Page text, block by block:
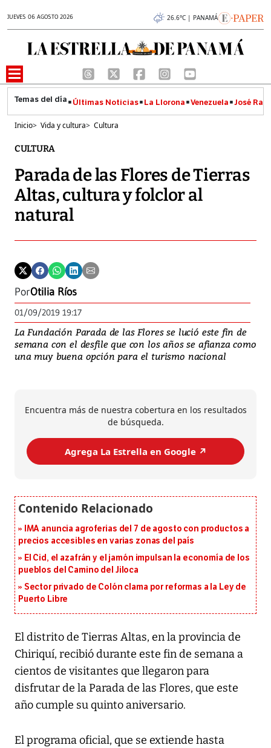
JUEVES 06 AGOSTO 2026 26.6°C | PANAMÁ
Últimas Noticias La Llorona Venezuela José
Inicio> Vida y cultura> Cultura
CULTURA
Parada de las Flores de Tierras
Altas, cultura y folclor al
natural
PorOtilia Ríos
01/09/2019 19:17
La Fundación Parada de las Flores se lució este fin de
semana con el desfile que con los años se afianza como
una muy buena opción para el turismo nacional
Encuentra más de nuestra cobertura en los resultados
de búsqueda.
Agrega La Estrella en Google ↗️
IMA anuncia agroferias del 7 de agosto con productos a
precios accesibles en varias zonas del país
El Cid, el azafrán y el jamón impulsan la economía de los
pueblos del Camino del Jiloca
Sector privado de Colón clama por reformas a la Ley de
Puerto Libre
El distrito de Tierras Altas, en la provincia de
Chiriquí, recibió durante este fin de semana a
cientos de visitantes que llegaron para
disfrutar de la Parada de las Flores, que este
año cumple su quinto aniversario.
El programa oficial, que se extiende hasta